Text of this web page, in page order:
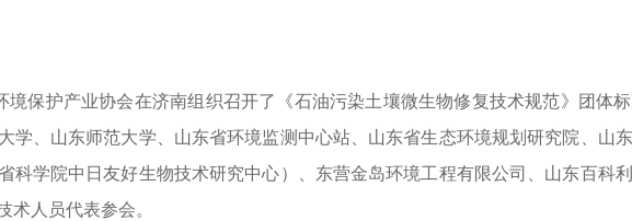
境保护产业协会在济南组织召开了《石油污染土壤微生物修复技术规范》团体
学、山东师范大学、山东省环境监测中心站、山东省生态环境规划研究院、山
科学院中日友好生物技术研究中心）、东营金岛环境工程有限公司、山东百科
术人员代表参会。